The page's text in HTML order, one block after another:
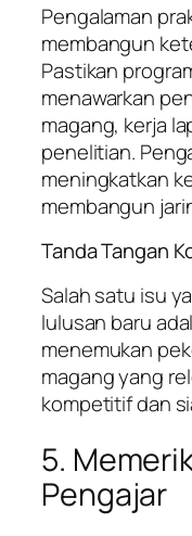
Pengalaman
membangun
Pastikan
menawarkan
magang, kerja
penelitian.
meningkatkan
membangun
Tanda Tangan
Salah satu isu
lulusan baru
menemukan
magang yang
kompetitif dan
5.
Pengajar